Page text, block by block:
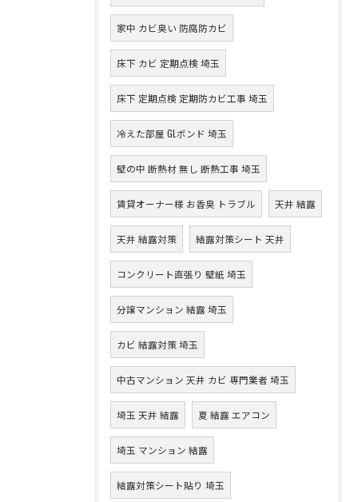
家中 カビ臭い 防腐防カビ
床下 カビ 定期点検 埼玉
床下 定期点検 定期防カビ工事 埼玉
冷えた部屋 GLボンド 埼玉
壁の中 断熱材 無し 断熱工事 埼玉
賃貸オーナー様 お香臭 トラブル 天井 結露
天井 結露対策 結露対策シート 天井
コンクリート直張り 壁紙 埼玉
分譲マンション 結露 埼玉
カビ 結露対策 埼玉
中古マンション 天井 カビ 専門業者 埼玉
埼玉 天井 結露 夏 結露 エアコン
埼玉 マンション 結露
結露対策シート貼り 埼玉